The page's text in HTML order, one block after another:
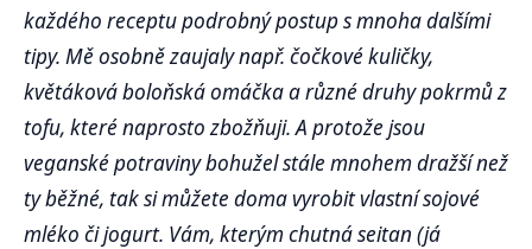
každého receptu podrobný postup s mnoha dalšími
tipy. Mě osobně zaujaly např. čočkové kuličky,
květáková boloňská omáčka a různé druhy pokrmů z
tofu, které naprosto zbožňuji. A protože jsou
veganské potraviny bohužel stále mnohem dražší než
ty běžné, tak si můžete doma vyrobit vlastní sojové
mléko či jogurt. Vám, kterým chutná seitan (já